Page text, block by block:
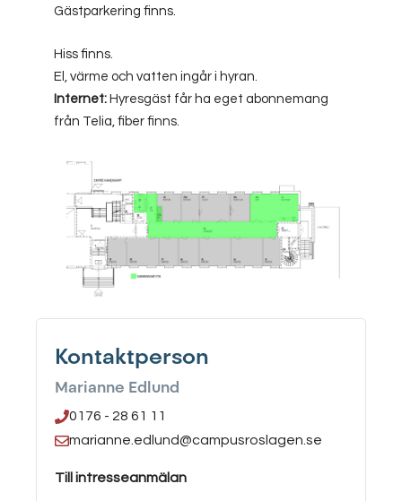
Gästparkering finns.
Hiss finns.
El, värme och vatten ingår i hyran.
Internet: Hyresgäst får ha eget abonnemang
från Telia, fiber finns.
Kontaktperson
Marianne Edlund
0176 - 28 61 11
marianne.edlund@campusroslagen.se
Till intresseanmälan